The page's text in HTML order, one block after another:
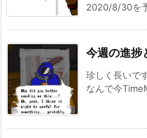
2020/8/30を
今週の進
珍しく長いで
なんで今